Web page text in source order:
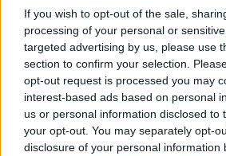
If you wish to opt-out of the sale,
processing of your personal or
targeted advertising by us, please use
section to confirm your selection.
opt-out request is processed you may
interest-based ads based on personal
us or personal information disclosed to
your opt-out. You may separately opt-
disclosure of your personal information
​Dalle sale operatorie alla
In ortopedia oltre 900
Aneurismi, singolare
Al San Donato cresce il